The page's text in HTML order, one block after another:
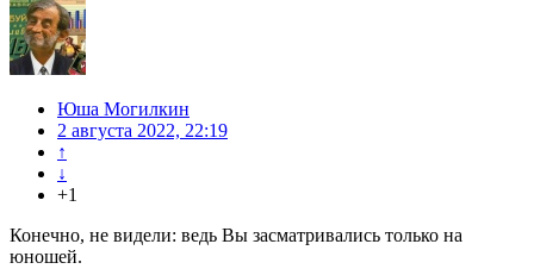
Юша Могилкин
2 августа 2022, 22:19
↑
↓
+1
Конечно, не видели: ведь Вы засматривались только на
юношей.